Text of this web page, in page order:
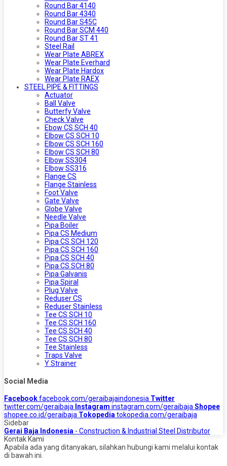
Round Bar 4140
Round Bar 4340
Round Bar S45C
Round Bar SCM 440
Round Bar ST 41
Steel Rail
Wear Plate ABREX
Wear Plate Everhard
Wear Plate Hardox
Wear Plate RAEX
STEEL PIPE & FITTINGS
Actuator
Ball Valve
Butterfy Valve
Check Valve
Ebow CS SCH 40
Elbow CS SCH 10
Elbow CS SCH 160
Elbow CS SCH 80
Elbow SS304
Elbow SS316
Flange CS
Flange Stainless
Foot Valve
Gate Valve
Globe Valve
Needle Valve
Pipa Boiler
Pipa CS Medium
Pipa CS SCH 120
Pipa CS SCH 160
Pipa CS SCH 40
Pipa CS SCH 80
Pipa Galvanis
Pipa Spiral
Plug Valve
Reduser CS
Reduser Stainless
Tee CS SCH 10
Tee CS SCH 160
Tee CS SCH 40
Tee CS SCH 80
Tee Stainless
Traps Valve
Y Strainer
Social Media
Facebookfacebook.com/geraibajaindonesia Twitter
twitter.com/geraibaja Instagram instagram.com/geraibaja Shopee
shopee.co.id/geraibaja Tokopedia tokopedia.com/geraibaja
Sidebar
Gerai Baja Indonesia - Construction & Industrial Steel Distributor
Kontak Kami
Apabila ada yang ditanyakan, silahkan hubungi kami melalui kontak
di bawah ini.